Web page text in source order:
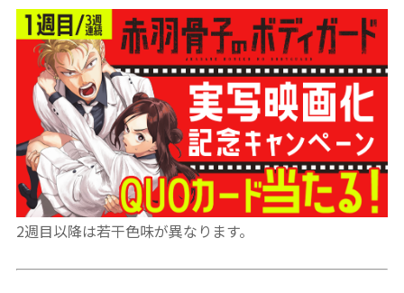
2週目以降は若干色味が異なります。